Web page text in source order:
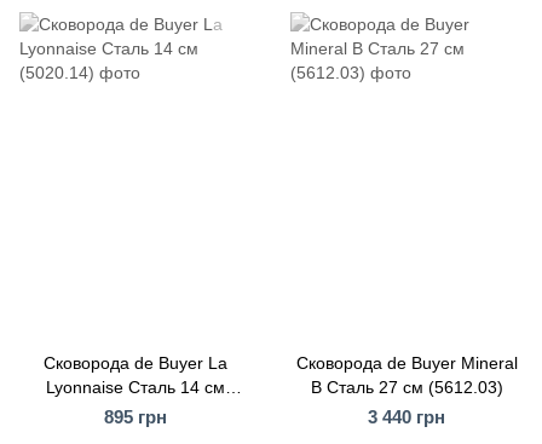
Сковорода de Buyer La
Lyonnaise Сталь 14 см
(5020.14)
895 грн
Сковорода de Buyer Mineral
B Сталь 27 см (5612.03)
3 440 грн